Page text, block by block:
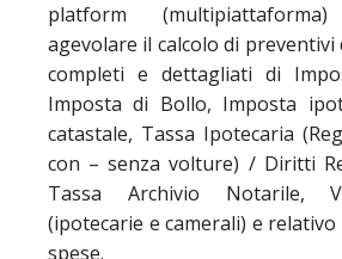
platform
agevolare il calcolo di
completi e dettagliati di
Imposta di Bollo, Imposta
catastale, Tassa Ipotecaria
con – senza volture) / Diritti
Tassa Archivio Notarile,
(ipotecarie e camerali) e
spese.